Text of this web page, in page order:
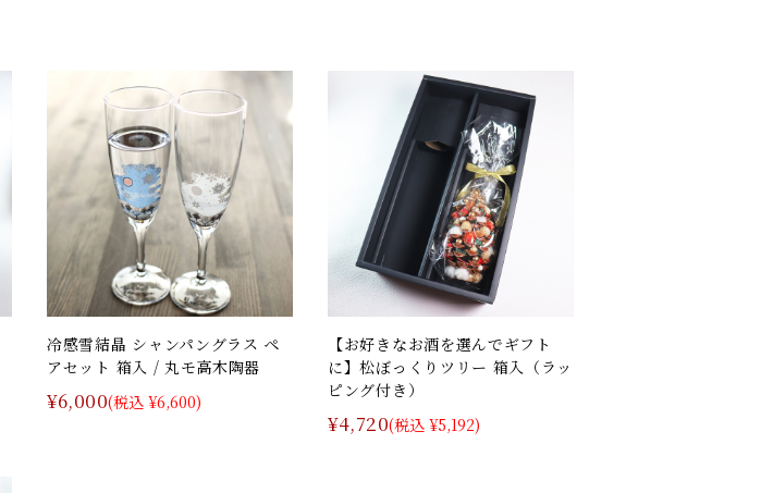
冷感雪結晶 シャンパングラス ペ
アセット 箱入 / 丸モ高木陶器
¥6,000(税込 ¥6,600)
【お好きなお酒を選んでギフト
に】松ぼっくりツリー 箱入（ラッ
ピング付き）
¥4,720(税込 ¥5,192)